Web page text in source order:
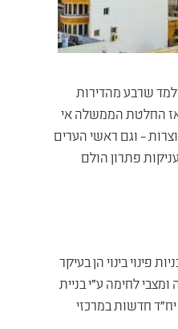
שרבע מהדירות
תמ"א ופינוי-בינוי. מאז החלטת הממשלה אי
– וגם ראשי הערים
פתרון הולם
פינוי בינוי הן בעיקר
לחימה ע"י בניית
חדשות במרכזי